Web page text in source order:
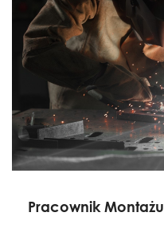
Pracownik Montażu